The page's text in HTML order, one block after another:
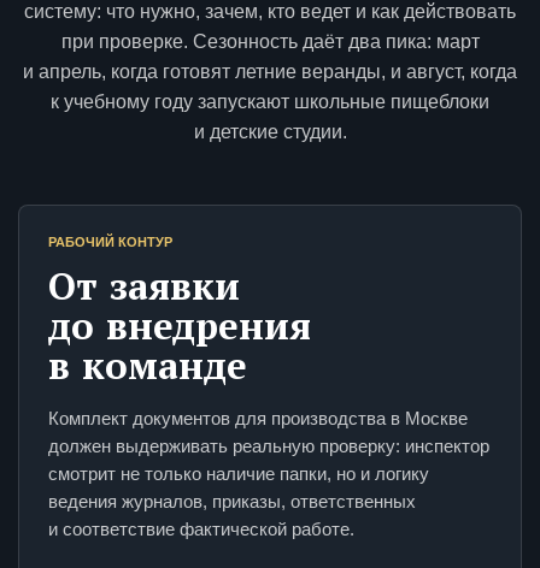
систему: что нужно, зачем, кто ведет и как действовать
при проверке. Сезонность даёт два пика: март
и апрель, когда готовят летние веранды, и август, когда
к учебному году запускают школьные пищеблоки
и детские студии.
РАБОЧИЙ КОНТУР
От заявки
до внедрения
в команде
Комплект документов для производства в Москве
должен выдерживать реальную проверку: инспектор
смотрит не только наличие папки, но и логику
ведения журналов, приказы, ответственных
и соответствие фактической работе.